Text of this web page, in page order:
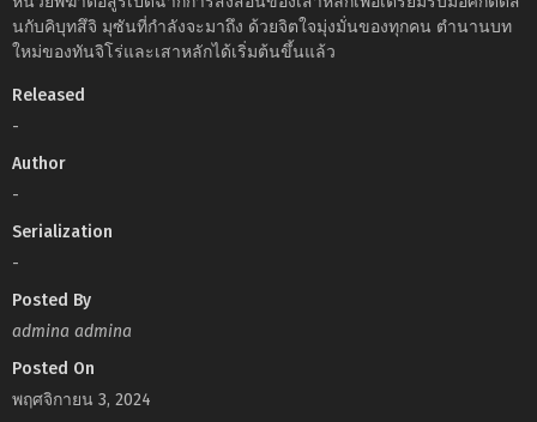
นกับคิบุทสึจิ มุซันที่กำลังจะมาถึง ด้วยจิตใจมุ่งมั่นของทุกคน ตำนานบท
ใหม่ของทันจิโร่และเสาหลักได้เริ่มต้นขึ้นแล้ว
Released
-
Author
-
Serialization
-
Posted By
admina admina
Posted On
พฤศจิกายน 3, 2024